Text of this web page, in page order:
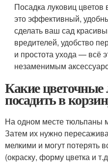
Посадка луковиц
это эффективный,
сделать ваш сад
вредителей, удобство
и простота ухода — всё
незаменимым
Какие
посадить в
На одном месте тюльпаны
Затем их нужно
мелкими и могут потерять
(окраску, форму цветка и